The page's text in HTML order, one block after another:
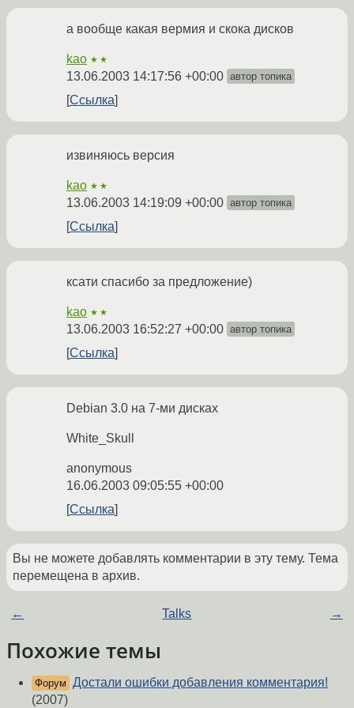
а вообще какая вермия и скока дисков
kao ★★
13.06.2003 14:17:56 +00:00 автор топика
Ссылка
извиняюсь версия
kao ★★
13.06.2003 14:19:09 +00:00 автор топика
Ссылка
ксати спасибо за предложение)
kao ★★
13.06.2003 16:52:27 +00:00 автор топика
Ссылка
Debian 3.0 на 7-ми дисках
White_Skull
anonymous
16.06.2003 09:05:55 +00:00
Ссылка
Вы не можете добавлять комментарии в эту тему. Тема
перемещена в архив.
← Talks →
Похожие темы
Форум Достали ошибки добавления комментария!
(2007)